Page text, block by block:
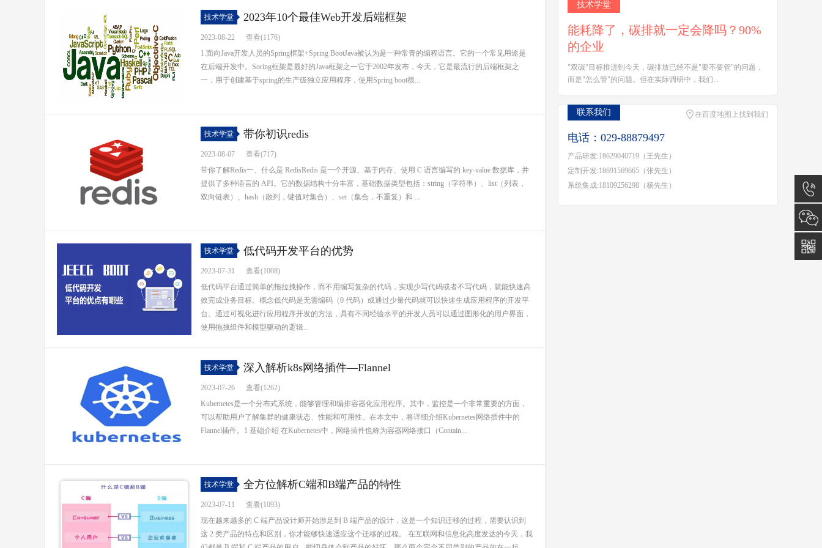
技术学堂 2023年10个最佳Web开发后端框架
2023-08-22
查看(1176)
1.面向Java开发人员的Spring框架+Spring BootJava被认为是一种常青的编程语言。它的一个常见用途是
在后端开发中。Soring框架是最好的Java框架之一它于2002年发布，今天，它是最流行的后端框架之
一，用于创建基于spring的生产级独立应用程序，使用Spring boot很...
技术学堂 带你初识redis
2023-08-07
查看(717)
带你了解Redis一、什么是 RedisRedis 是一个开源、基于内存、使用 C 语言编写的 key-value 数据库，并
提供了多种语言的 API。它的数据结构十分丰富，基础数据类型包括：string（字符串）、list（列表，
双向链表）、hash（散列，键值对集合）、set（集合，不重复）和 ...
技术学堂 低代码开发平台的优势
2023-07-31
查看(1008)
低代码平台通过简单的拖拉拽操作，而不用编写复杂的代码，实现少写代码或者不写代码，就能快速高
效完成业务目标。概念低代码是无需编码（0 代码）或通过少量代码就可以快速生成应用程序的开发平
台。通过可视化进行应用程序开发的方法，具有不同经验水平的开发人员可以通过图形化的用户界面，
使用拖拽组件和模型驱动的逻辑...
技术学堂 深入解析k8s网络插件—Flannel
2023-07-26
查看(1262)
Kubernetes是一个分布式系统，能够管理和编排容器化应用程序。其中，监控是一个非常重要的方面，
可以帮助用户了解集群的健康状态、性能和可用性。在本文中，将详细介绍Kubernetes网络插件中的
Flannel插件。1 基础介绍 在Kubernetes中，网络插件也称为容器网络接口（Contain...
技术学堂 全方位解析C端和B端产品的特性
2023-07-11
查看(1093)
现在越来越多的 C 端产品设计师开始涉足到 B 端产品的设计，这是一个知识迁移的过程，需要认识到
这 2 类产品的特点和区别，你才能够快速适应这个迁移的过程。 在互联网和信息化高度发达的今天，我
技术学堂
能耗降了，碳排就一定会降吗？90%
的企业
"双碳"目标推进到今天，碳排放已经不是"要不要管"的问题，
而是"怎么管"的问题。但在实际调研中，我们...
联系我们 在百度地图上找到我们
电话：029-88879497
产品研发:18629040719（王先生）
定制开发:18691569665（张先生）
系统集成:18109256298（杨先生）
029-